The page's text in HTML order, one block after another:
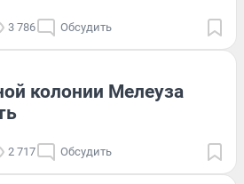
3 786 Обсудить
колонии Мелеуза
2 717 Обсудить